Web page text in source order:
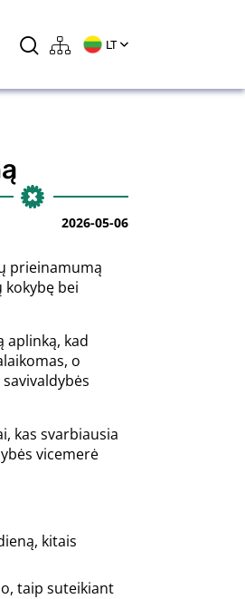
LT
2026-05-06
prieinamumą
bei
aplinką, kad
o
kas svarbiausia
vicemerė
kitais
taip suteikiant